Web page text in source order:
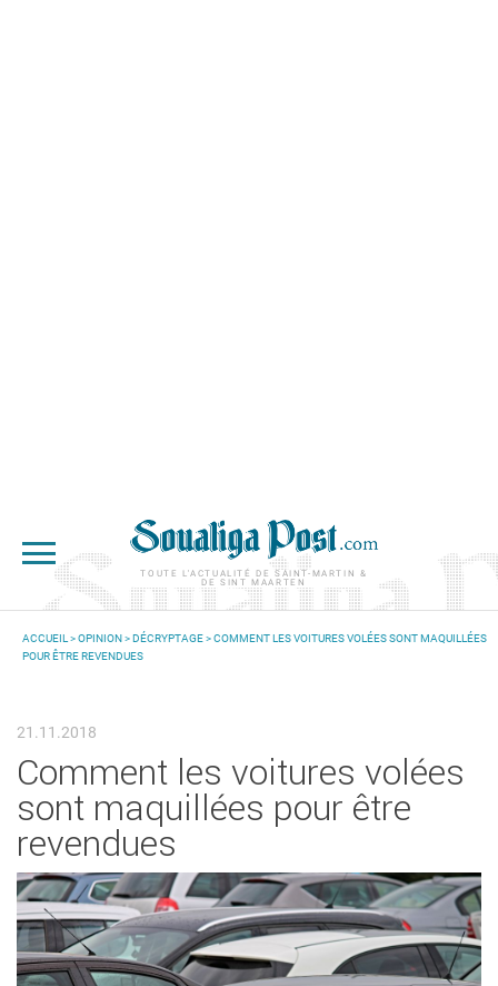
TOUTE L'ACTUALITÉ DE SAINT-MARTIN &
DE SINT MAARTEN
VOUS ÊTES ICI
ACCUEIL >OPINION>DÉCRYPTAGE> COMMENT LES VOITURES VOLÉES SONT MAQUILLÉES
POUR ÊTRE REVENDUES
21.11.2018
Comment les voitures volées
sont maquillées pour être
revendues